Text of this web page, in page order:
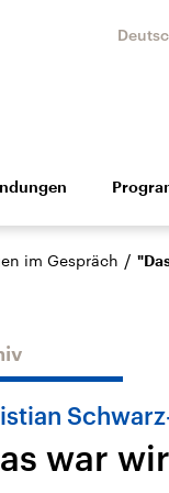
Politik
Musik
im Gespräch /
war